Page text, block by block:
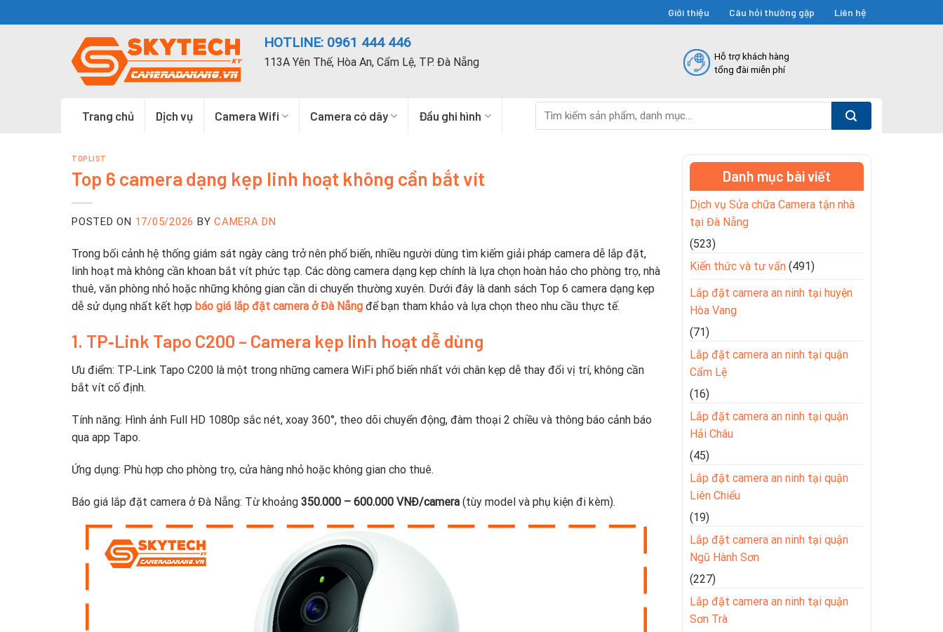
to
Giới thiệu Câu hỏi thường gặp Liên hệ
HOTLINE: 0961 444 446
113A Yên Thế, Hòa An, Cẩm Lệ, TP. Đà Nẵng
Hỗ trợ khách hàng
tổng đài miễn phí
Trang chủ Dịch vụ Camera Wifi Camera có dây Đầu ghi hình
kiếm:
TOPLIST
Top 6 camera dạng kẹp linh hoạt không cần bắt vít
POSTED ON 17/05/2026 BY CAMERA DN
Trong bối cảnh hệ thống giám sát ngày càng trở nên phổ biến, nhiều người dùng tìm kiếm giải pháp camera dễ lắp đặt,
linh hoạt mà không cần khoan bắt vít phức tạp. Các dòng camera dạng kẹp chính là lựa chọn hoàn hảo cho phòng trọ, nhà
thuê, văn phòng nhỏ hoặc những không gian cần di chuyển thường xuyên. Dưới đây là danh sách Top 6 camera dạng kẹp
dễ sử dụng nhất kết hợp báo giá lắp đặt camera ở Đà Nẵng để bạn tham khảo và lựa chọn theo nhu cầu thực tế.
1. TP‑Link Tapo C200 – Camera kẹp linh hoạt dễ dùng
Ưu điểm: TP‑Link Tapo C200 là một trong những camera WiFi phổ biến nhất với chân kẹp dễ thay đổi vị trí, không cần
bắt vít cố định.
Tính năng: Hình ảnh Full HD 1080p sắc nét, xoay 360°, theo dõi chuyển động, đàm thoại 2 chiều và thông báo cảnh báo
qua app Tapo.
Ứng dụng: Phù hợp cho phòng trọ, cửa hàng nhỏ hoặc không gian cho thuê.
Báo giá lắp đặt camera ở Đà Nẵng: Từ khoảng 350.000 – 600.000 VNĐ/camera (tùy model và phụ kiện đi kèm).
Danh mục bài viết
Dịch vụ Sửa chữa Camera tận nhà
tại Đà Nẵng
(523)
Kiến thức và tư vấn (491)
Lắp đặt camera an ninh tại huyện
Hòa Vang
(71)
Lắp đặt camera an ninh tại quận
Cẩm Lệ
(16)
Lắp đặt camera an ninh tại quận
Hải Châu
(45)
Lắp đặt camera an ninh tại quận
Liên Chiểu
(19)
Lắp đặt camera an ninh tại quận
Ngũ Hành Sơn
(227)
Lắp đặt camera an ninh tại quận
Sơn Trà